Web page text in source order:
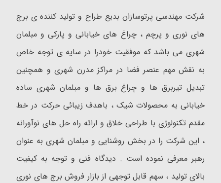
شرکت مهندسی پرتوسازان بدیع طراح و تولید کننده ی برج
های نوری و پرچم ، چراغ های خیابانی و پارکی و مبلمان
شهری می باشد که موفقیت خودرا در سایه ی توجه خاص
به نقش مهم عنصر فضا در مراکز مدرن شهری و همچنین
تبدیل تیربرق ها و چراغ برق ها و مبلمان شهری ساده
خیابانی به محصولات شیک ، باهدف زیبائی حرکت در خط
مقدم تکنولوژی با طراحی خلاق و ارائه راه حل های نوآورانه
، این شرکت را در بخش روشنایی و مبلمان شهری به عنوان
رهبر معرفی نموده است . دیدگاه فنی و توجه به کیفیت
بالای تولید ، سهم قابل توجهی از بازار فروش برج های نوری